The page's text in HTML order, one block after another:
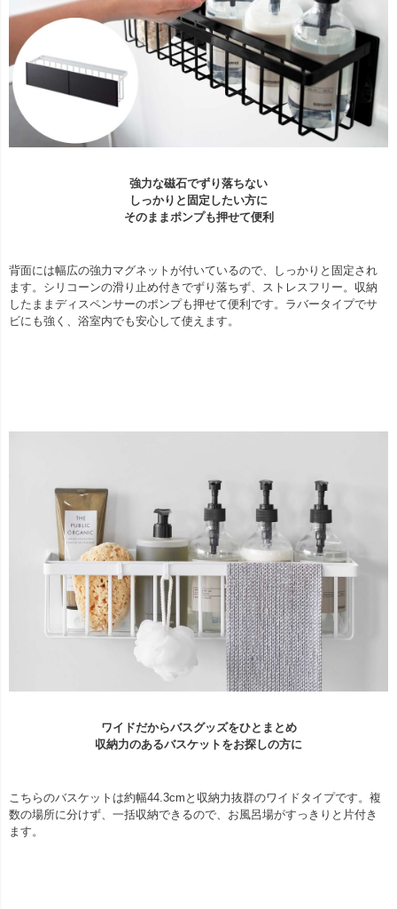
強力な磁石でずり落ちない
しっかりと固定したい方に
そのままポンプも押せて便利
背面には幅広の強力マグネットが付いているので、しっかりと固定され
ます。シリコーンの滑り止め付きでずり落ちず、ストレスフリー。収納
したままディスペンサーのポンプも押せて便利です。ラバータイプでサ
ビにも強く、浴室内でも安心して使えます。
ワイドだからバスグッズをひとまとめ
収納力のあるバスケットをお探しの方に
こちらのバスケットは約幅44.3cmと収納力抜群のワイドタイプです。複
数の場所に分けず、一括収納できるので、お風呂場がすっきりと片付き
ます。